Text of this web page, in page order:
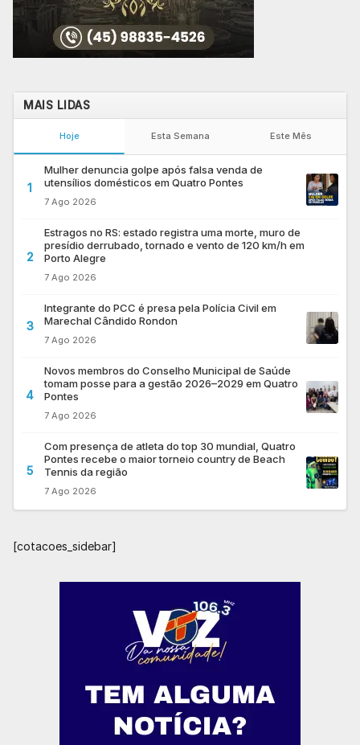
MAIS LIDAS
Hoje Esta Semana Este Mês
1
Mulher denuncia golpe após falsa venda de
utensílios domésticos em Quatro Pontes
7 Ago 2026
2
Estragos no RS: estado registra uma morte, muro de
presídio derrubado, tornado e vento de 120 km/h em
Porto Alegre
7 Ago 2026
3
Integrante do PCC é presa pela Polícia Civil em
Marechal Cândido Rondon
7 Ago 2026
4
Novos membros do Conselho Municipal de Saúde
tomam posse para a gestão 2026–2029 em Quatro
Pontes
7 Ago 2026
5
Com presença de atleta do top 30 mundial, Quatro
Pontes recebe o maior torneio country de Beach
Tennis da região
7 Ago 2026
[cotacoes_sidebar]